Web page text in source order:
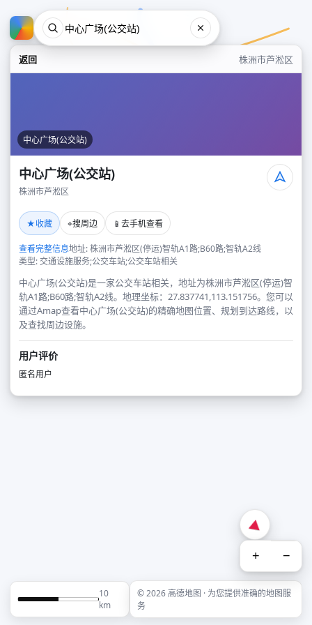
返回 株洲市芦淞区
中心广场(公交站)
中心广场(公交站)
株洲市芦淞区
★收藏 ⌖搜周边 📱 去手机查看
查看完整信息地址: 株洲市芦淞区(停运)智轨A1路;B60路;智轨A2线
类型: 交通设施服务;公交车站;公交车站相关
中心广场(公交站)是一家公交车站相关，地址为株洲市芦淞区(停运)智
轨A1路;B60路;智轨A2线。地理坐标：27.837741,113.151756。您可以
通过Amap查看中心广场(公交站)的精确地图位置、规划到达路线，以
及查找周边设施。
用户评价
匿名用户
+ −
10
km
© 2026 高德地图 · 为您提供准确的地图服
务